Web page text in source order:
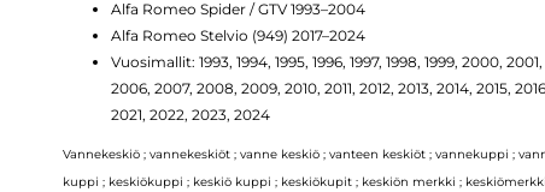
Alfa Romeo Spider / GTV 1993–2004
Alfa Romeo Stelvio (949) 2017–2024
Vuosimallit: 1993, 1994, 1995, 1996, 1997, 1998, 1999, 2000,
2006, 2007, 2008, 2009, 2010, 2011, 2012, 2013, 2014, 2015,
2021, 2022, 2023, 2024
Vannekeskiö ; vannekeskiöt ; vanne keskiö ; vanteen keskiöt ; vannekuppi ;
kuppi ; keskiökuppi ; keskiö kuppi ; keskiökupit ; keskiön merkki ;